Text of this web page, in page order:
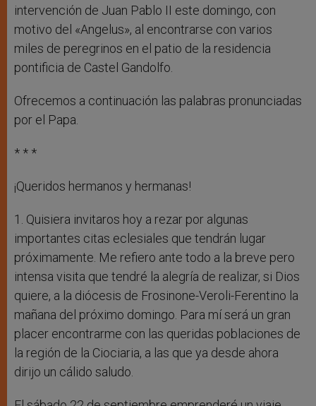
intervención de Juan Pablo II este domingo, con
motivo del «Angelus», al encontrarse con varios
miles de peregrinos en el patio de la residencia
pontificia de Castel Gandolfo.
Ofrecemos a continuación las palabras pronunciadas
por el Papa.
* * *
¡Queridos hermanos y hermanas!
1. Quisiera invitaros hoy a rezar por algunas
importantes citas eclesiales que tendrán lugar
próximamente. Me refiero ante todo a la breve pero
intensa visita que tendré la alegría de realizar, si Dios
quiere, a la diócesis de Frosinone-Veroli-Ferentino la
mañana del próximo domingo. Para mí será un gran
placer encontrarme con las queridas poblaciones de
la región de la Ciociaria, a las que ya desde ahora
dirijo un cálido saludo.